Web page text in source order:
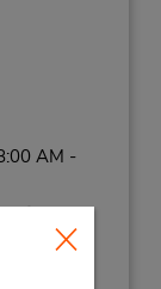
AM -
se